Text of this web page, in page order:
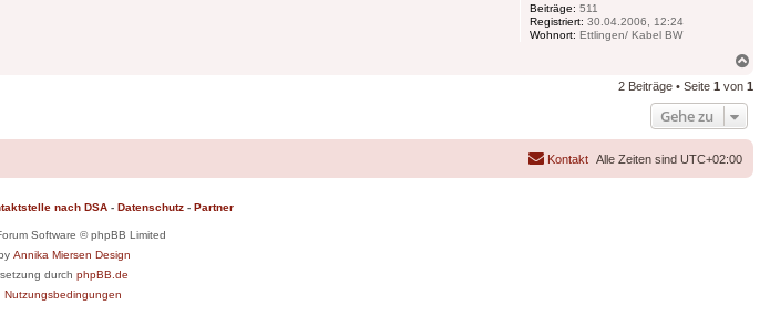
Beiträge: 511
Registriert: 30.04.2006, 12:24
Wohnort: Ettlingen/ Kabel BW
2 Beiträge • Seite 1 von 1
Gehe zu
Alle Zeiten sind UTC+02:00
Kontakt
nach DSA - Datenschutz - Partner
Software © phpBB Limited
Annika Miersen Design
durch phpBB.de
Nutzungsbedingungen